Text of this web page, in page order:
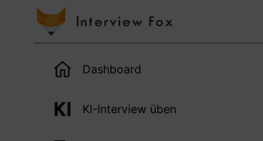
Dashboard
KI-Interview üben